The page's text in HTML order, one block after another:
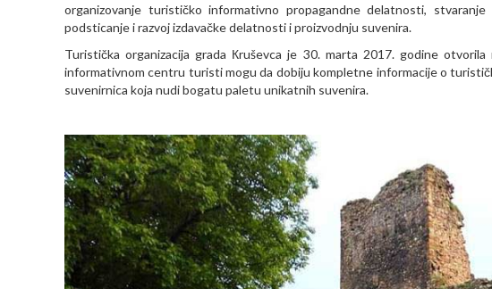
organizovanje turističko informativno propagandne delatnosti,
podsticanje i razvoj izdavačke delatnosti i proizvodnju suvenira.
Turistička organizacija grada Кruševca je 30. marta 2017. godine
informativnom centru turisti mogu da dobiju kompletne informacije o
suvenirnica koja nudi bogatu paletu unikatnih suvenira.